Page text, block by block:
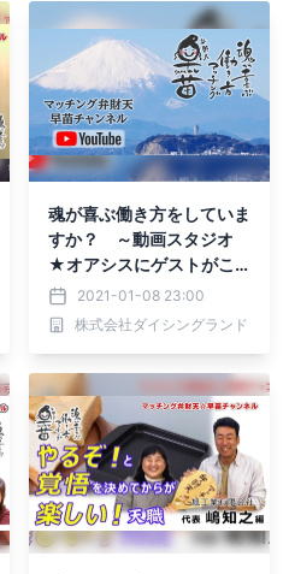
魂が喜ぶ働き方をしていま
すか？ ～動画スタジオ
★オアシスにゲストがこ
られたので、撮影させて頂
きました♪～ 天職につい
ての対談動画
2021-01-08 23:00
株式会社ダイシングランド